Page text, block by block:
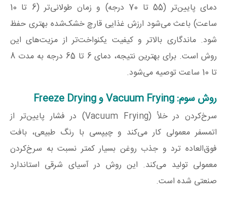
دمای پایین‌تر (55 تا 70 درجه) و زمان طولانی‌تر (6 تا 10
ساعت) باعث می‌شود ارزش غذایی قارچ خشک‌شده بهتری حفظ
شود. ماندگاری بالاتر و کیفیت یکنواخت‌تر از مزیت‌های این
روش است. برای بهترین نتیجه، دمای 6 تا 65 درجه به مدت 8
تا 10 ساعت توصیه می‌شود.
روش سوم: Vacuum Frying و Freeze Drying
سرخ‌کردن در خلأ (Vacuum Frying) در فشار پایین‌تر از
اتمسفر معمولی کار می‌کند و چیپسی با رنگ طبیعی، بافت
فوق‌العاده ترد و جذب روغن بسیار کمتر نسبت به سرخ‌کردن
معمولی تولید می‌کند. این روش در آسیای شرقی استاندارد
صنعتی شده است.